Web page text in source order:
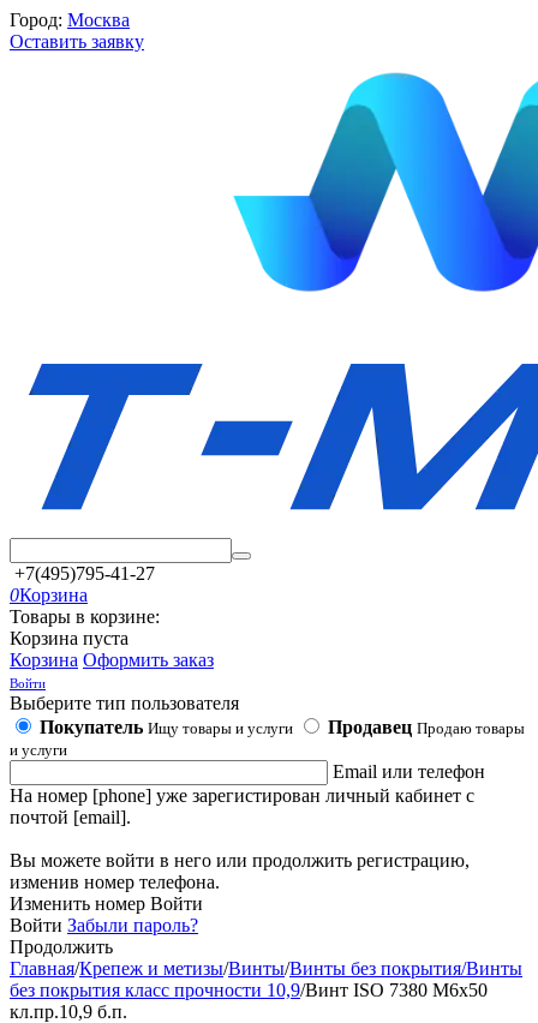
Город: Москва
Оставить заявку
+7(495)795-41-27
0Корзина
Товары в корзине:
Корзина пуста
Корзина Оформить заказ
Войти
Выберите тип пользователя
Покупатель Ищу товары и услуги Продавец Продаю товары
и услуги
Email или телефон
На номер [phone] уже зарегистирован личный кабинет с
почтой [email].
Вы можете войти в него или продолжить регистрацию,
изменив номер телефона.
Изменить номер Войти
Войти Забыли пароль?
Продолжить
Главная/Крепеж и метизы/Винты/Винты без покрытия/Винты
без покрытия класс прочности 10,9/Винт ISO 7380 М6х50
кл.пр.10,9 б.п.